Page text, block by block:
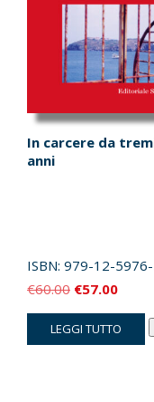
In carcere da
anni
ISBN: 979-12-
€60.00 Il
prezzo
originale
€57.00Il
prezzo
LEGGI TUTTO